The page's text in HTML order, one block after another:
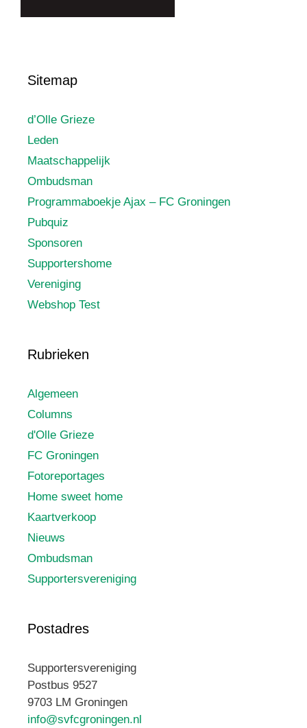
Sitemap
d’Olle Grieze
Leden
Maatschappelijk
Ombudsman
Programmaboekje Ajax – FC Groningen
Pubquiz
Sponsoren
Supportershome
Vereniging
Webshop Test
Rubrieken
Algemeen
Columns
d'Olle Grieze
FC Groningen
Fotoreportages
Home sweet home
Kaartverkoop
Nieuws
Ombudsman
Supportersvereniging
Postadres
Supportersvereniging
Postbus 9527
9703 LM Groningen
info@svfcgroningen.nl